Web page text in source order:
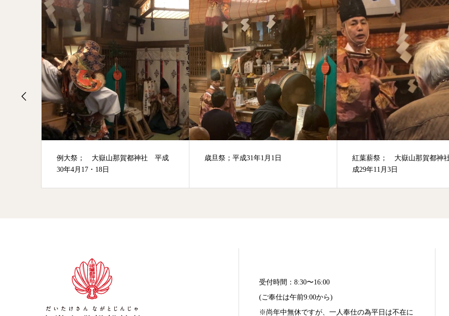
歳旦祭；平成31年1月1日
紅葉薪祭； 大嶽山那賀都神社 平
ご朱印について
受付時間：8:30〜16:00
(ご奉仕は午前9:00から)
※尚年中無休ですが、一人奉仕の為平日は不在に